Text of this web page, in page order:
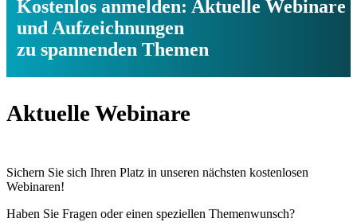
Kostenlos anmelden: Aktuelle Webinare
und Aufzeichnungen
zu spannenden Themen
Aktuelle Webinare
Sichern Sie sich Ihren Platz in unseren nächsten kostenlosen
Webinaren!
Haben Sie Fragen oder einen speziellen Themenwunsch?